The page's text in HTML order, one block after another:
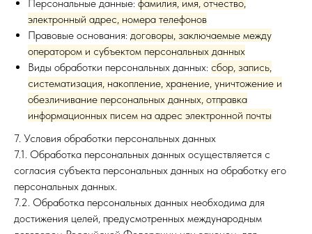
Персональные данные: фамилия, имя, отчество,
электронный адрес, номера телефонов
Правовые основания: договоры, заключаемые между
оператором и субъектом персональных данных
Виды обработки персональных данных: сбор, запись,
систематизация, накопление, хранение, уничтожение и
обезличивание персональных данных, отправка
информационных писем на адрес электронной почты
7. Условия обработки персональных данных
7.1. Обработка персональных данных осуществляется с
согласия субъекта персональных данных на обработку его
персональных данных.
7.2. Обработка персональных данных необходима для
достижения целей, предусмотренных международным